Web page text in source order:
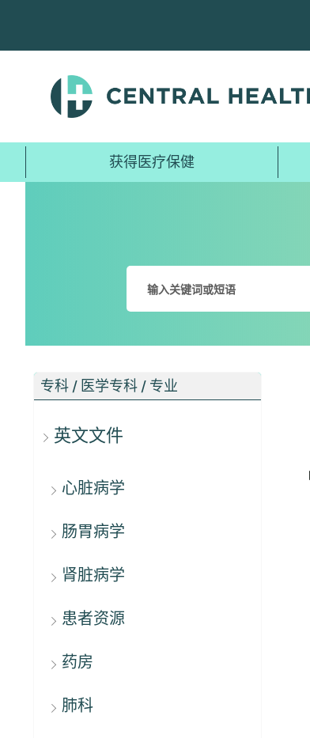
主
获得医疗保健
专科 / 医学专科 / 专业
英文文件
心脏病学
肠胃病学
肾脏病学
患者资源
药房
肺科